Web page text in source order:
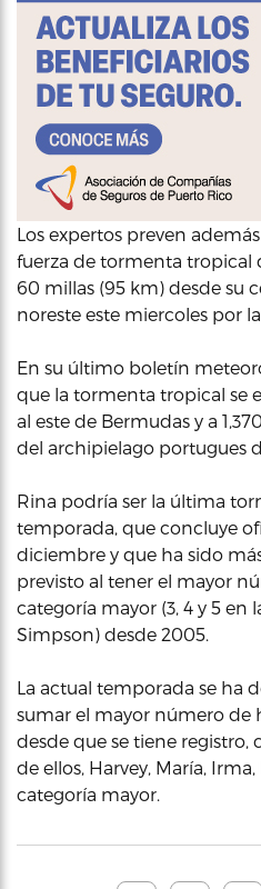
Los expertos preven
fuerza de tormenta tropical
60 millas (95 km) desde su
noreste este miercoles por
En su último boletín
que la tormenta tropical se
al este de Bermudas y a
del archipielago portugues
Rina podría ser la última
temporada, que concluye
diciembre y que ha sido
previsto al tener el mayor
categoría mayor (3, 4 y 5 en
Simpson) desde 2005.
La actual temporada se ha
sumar el mayor número de
desde que se tiene registro,
de ellos, Harvey, María,
categoría mayor.